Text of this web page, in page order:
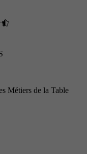
Métiers de la Table